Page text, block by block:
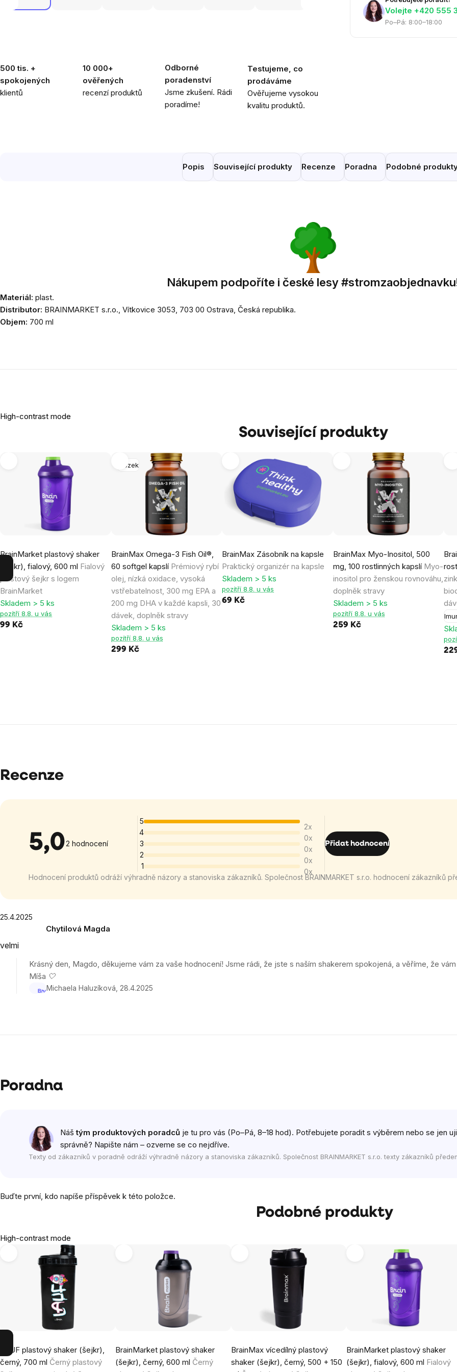
500 tis. +
spokojených
klientů
10 000+
ověřených
recenzí produktů
Odborné
poradenství
Jsme zkušení. Rádi
poradíme!
Testujeme, co
prodáváme
Ověřujeme vysokou
kvalitu produktů.
Volejte ‭+420 555
Po–Pá: 8:00–18:00
Popis Související produkty Recenze Poradna Podobné
Nákupem podpoříte i české lesy
Materiál: plast.
Distributor: BRAINMARKET s.r.o., Vítkovice 3053, 703 00 Ostrava, Česká republika.
Objem: 700 ml
High-contrast mode
Související produkty
BrainMarket plastový shaker
(šejkr), fialový, 600 ml Fialový
plastový šejkr s logem
BrainMarket
Skladem > 5 ks
pozítří 8.8. u vás
99 Kč
Mozek
BrainMax Omega-3 Fish Oil®,
60 softgel kapslí Prémiový rybí
olej, nízká oxidace, vysoká
vstřebatelnost, 300 mg EPA a
200 mg DHA v každé kapsli, 30
dávek, doplněk stravy
Skladem > 5 ks
pozítří 8.8. u vás
299 Kč
BrainMax Zásobník na kapsle
Praktický organizér na kapsle
Skladem > 5 ks
pozítří 8.8. u vás
69 Kč
BrainMax Myo-Inositol, 500
mg, 100 rostlinných kapslí Myo-
inositol pro ženskou rovnováhu,
doplněk stravy
Skladem > 5 ks
pozítří 8.8. u vás
259 Kč
Recenze
5,0Průměrné
je
hvězdiček.
2 hodnocení
5
2x
4
0x
3
0x
2
0x
1
0x
Přidat hodnocení
Hodnocení produktů odráží výhradně názory a stanoviska zákazníků. Společnost BRAINMARKET s.r.o. hodnocení zákazníků
Výpis
hodnoceníChytilová Magda
produktu
25.4.2025
velmi
Michaela Haluzíková 28.4.2025
Krásný den, Magdo, děkujeme vám za vaše hodnocení! Jsme rádi, že jste s naším shakerem spokojená, a věříme, že
Míša 🤍
Poradna
Náštým produktových poradců je tu pro vás (Po–Pá, 8–18 hod). Potřebujete poradit s výběrem nebo se jen
správně? Napište nám – ozveme se co nejdříve.
Texty od zákazníků v poradně odráží výhradně názory a stanoviska zákazníků. Společnost BRAINMARKET s.r.o. texty zákazníků
Buďte první, kdo napíše příspěvek k této položce.
Podobné produkty
High-contrast mode
LAUF plastový shaker (šejkr),
černý, 700 ml Černý plastový
BrainMarket plastový shaker
(šejkr), černý, 600 ml Černý
BrainMax vícedílný plastový
shaker (šejkr), černý, 500 + 150
BrainMarket plastový shaker
(šejkr), fialový, 600 ml Fialový